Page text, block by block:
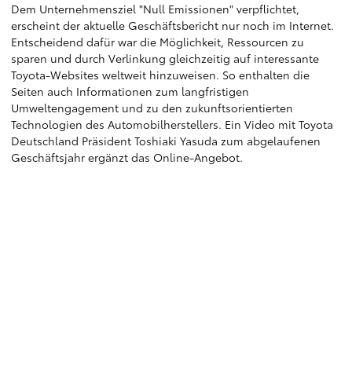
Dem Unternehmensziel "Null Emissionen" verpflichtet,
erscheint der aktuelle Geschäftsbericht nur noch im Internet.
Entscheidend dafür war die Möglichkeit, Ressourcen zu
sparen und durch Verlinkung gleichzeitig auf interessante
Toyota-Websites weltweit hinzuweisen. So enthalten die
Seiten auch Informationen zum langfristigen
Umweltengagement und zu den zukunftsorientierten
Technologien des Automobilherstellers. Ein Video mit Toyota
Deutschland Präsident Toshiaki Yasuda zum abgelaufenen
Geschäftsjahr ergänzt das Online-Angebot.